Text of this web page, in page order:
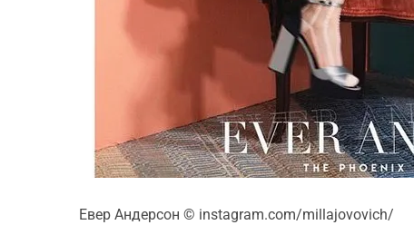
Евер Андерсон © instagram.com/millajovovich/